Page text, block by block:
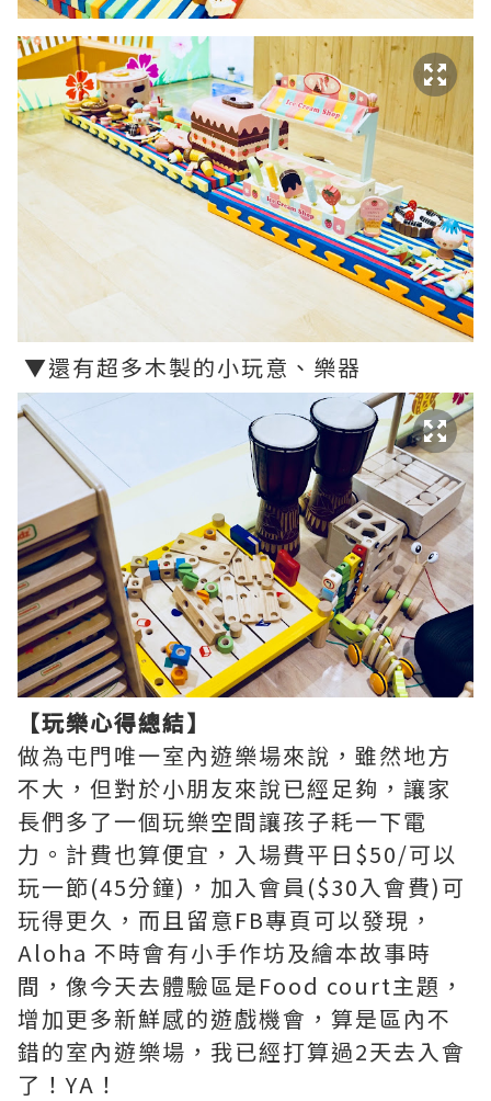
▼還有超多木製的小玩意、樂器
【玩樂心得總結】
做為屯門唯一室內遊樂場來說，雖然地方
不大，但對於小朋友來說已經足夠，讓家
長們多了一個玩樂空間讓孩子耗一下電
力。計費也算便宜，入場費平日$50/可以
玩一節(45分鐘)，加入會員($30入會費)可
玩得更久，而且留意FB專頁可以發現，
Aloha 不時會有小手作坊及繪本故事時
間，像今天去體驗區是Food court主題，
增加更多新鮮感的遊戲機會，算是區內不
錯的室內遊樂場，我已經打算過2天去入會
了！YA！